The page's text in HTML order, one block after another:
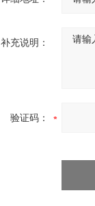
补充说明：
验证码：